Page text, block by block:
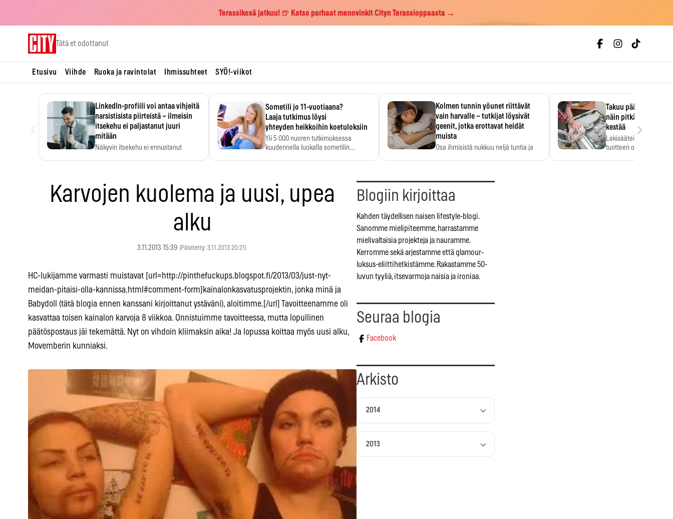
Terassikesä jatkuu! 🍺 Katso parhaat menovinkit Cityn Terassioppaasta →
Tätä et odottanut
Etusivu Viihde Ruoka ja ravintolat Ihmissuhteet SYÖ!-viikot
LinkedIn-profiili voi antaa vihjeitä
narsistisista piirteistä – ilmeisin
itsekehu ei paljastanut juuri
mitään
Näkyvin itsekehu ei ennustanut
Sometili jo 11-vuotiaana?
Laaja tutkimus löysi
yhteyden heikkoihin koetuloksiin
Yli 5 000 nuoren tutkimuksessa
kuudennella luokalla sometilin…
Kolmen tunnin yöunet riittävät
vain harvalle – tutkijat löysivät
geenit, jotka erottavat heidät
muista
Osa ihmisistä nukkuu neljä tuntia ja
Takuu päättyi,
näin pitkään
kestää
Lakisääteinen
tuotteen oletetun
›
Karvojen kuolema ja uusi, upea
alku
3.11.2013 15:39 (Päivitetty: 3.11.2013 20:21)
HC-lukijamme varmasti muistavat [url=http://pinthefuckups.blogspot.fi/2013/03/just-nyt-
meidan-pitaisi-olla-kannissa.html#comment-form]kainalonkasvatusprojektin, jonka minä ja
Babydoll (tätä blogia ennen kanssani kirjoittanut ystäväni), aloitimme.[/url] Tavoitteenamme oli
kasvattaa toisen kainalon karvoja 8 viikkoa. Onnistuimme tavoitteessa, mutta lopullinen
päätöspostaus jäi tekemättä. Nyt on vihdoin kliimaksin aika! Ja lopussa koittaa myös uusi alku,
Movemberin kunniaksi.
Blogiin kirjoittaa
Kahden täydellisen naisen lifestyle-blogi.
Sanomme mielipiteemme, harrastamme
mielivaltaisia projekteja ja nauramme.
Kerromme sekä arjestamme että glamour-
luksus-eliittihetkistämme. Rakastamme 50-
luvun tyyliä, itsevarmoja naisia ja ironiaa.
Seuraa blogia
Facebook
Arkisto
2014
2013